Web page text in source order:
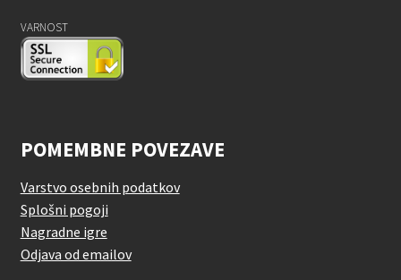
VARNOST
POMEMBNE POVEZAVE
Varstvo osebnih podatkov
Splošni pogoji
Nagradne igre
Odjava od emailov